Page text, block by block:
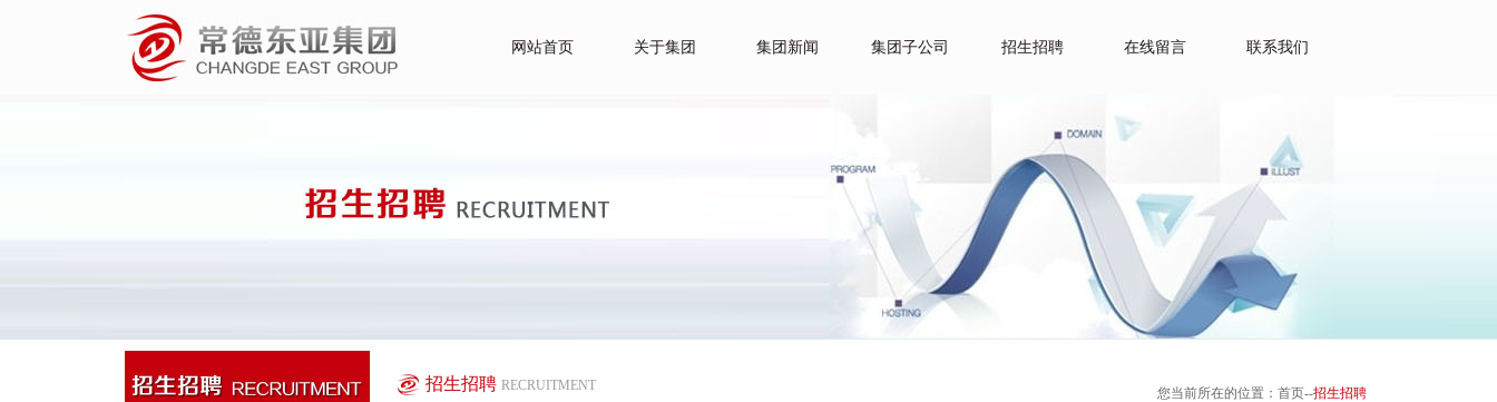
网站首页 关于集团 集团新闻 集团子公司 招生招聘 在线留言 联系我们
招生招聘 RECRUITMENT 您当前所在的位置： 首页--招生招聘